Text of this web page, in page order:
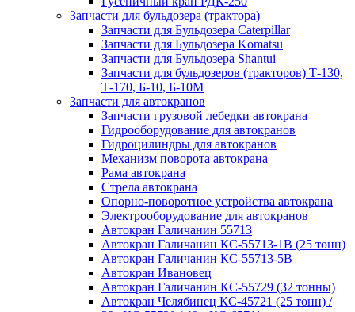
Запчасти для бульдозера (трактора)
Запчасти для Бульдозера Caterpillar
Запчасти для Бульдозера Komatsu
Запчасти для Бульдозера Shantui
Запчасти для бульдозеров (тракторов) Т-130,
Т-170, Б-10, Б-10М
Запчасти для автокранов
Запчасти грузовой лебедки автокрана
Гидрооборудование для автокранов
Гидроцилиндры для автокранов
Механизм поворота автокрана
Рама автокрана
Стрела автокрана
Опорно-поворотное устройства автокрана
Электрооборудование для автокранов
Автокран Галичанин 55713
Автокран Галичанин КС-55713-1В (25 тонн)
Автокран Галичанин КС-55713-5В
Автокран Ивановец
Автокран Галичанин КС-55729 (32 тонны)
Автокран Челябинец КС-45721 (25 тонн) /